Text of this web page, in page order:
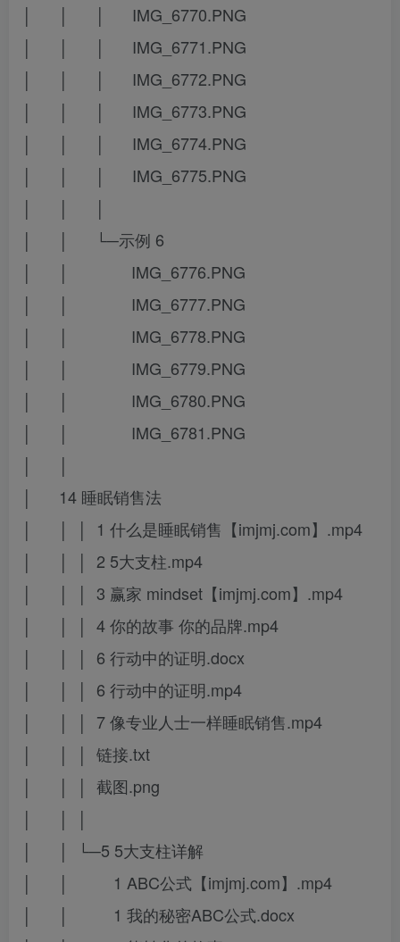
│ │ │ IMG_6770.PNG
│ │ │ IMG_6771.PNG
│ │ │ IMG_6772.PNG
│ │ │ IMG_6773.PNG
│ │ │ IMG_6774.PNG
│ │ │ IMG_6775.PNG
│ │ │
│ │ └─示例 6
│ │ IMG_6776.PNG
│ │ IMG_6777.PNG
│ │ IMG_6778.PNG
│ │ IMG_6779.PNG
│ │ IMG_6780.PNG
│ │ IMG_6781.PNG
│ │
│ 14 睡眠销售法
│ │ │ 1 什么是睡眠销售【imjmj.com】.mp4
│ │ │ 2 5大支柱.mp4
│ │ │ 3 赢家 mindset【imjmj.com】.mp4
│ │ │ 4 你的故事 你的品牌.mp4
│ │ │ 6 行动中的证明.docx
│ │ │ 6 行动中的证明.mp4
│ │ │ 7 像专业人士一样睡眠销售.mp4
│ │ │ 链接.txt
│ │ │ 截图.png
│ │ │
│ │ └─5 5大支柱详解
│ │ 1 ABC公式【imjmj.com】.mp4
│ │ 1 我的秘密ABC公式.docx